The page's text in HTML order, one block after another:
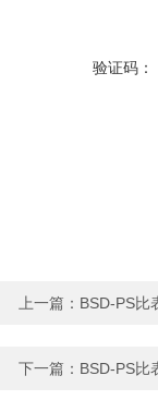
验证码：
上一篇： BSD-PS比
下一篇： BSD-PS比